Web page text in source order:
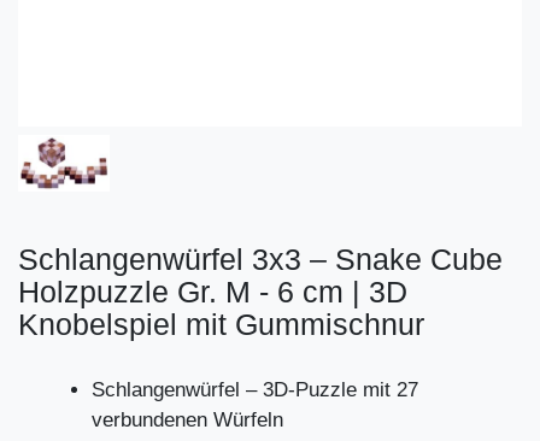
Schlangenwürfel 3x3 – Snake Cube
Holzpuzzle Gr. M - 6 cm | 3D
Knobelspiel mit Gummischnur
Schlangenwürfel – 3D-Puzzle mit 27
verbundenen Würfeln